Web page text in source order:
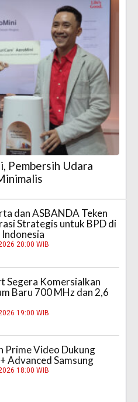
Pembersih Udara
dan ASBANDA Teken
Strategis untuk BPD di
20:00 WIB
Segera Komersialkan
Baru 700 MHz dan 2,6
19:00 WIB
Prime Video Dukung
Advanced Samsung
18:00 WIB